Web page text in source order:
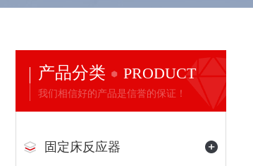
产品分类 PRODUCT
我们相信好的产品是信誉的保证！
固定床反应器